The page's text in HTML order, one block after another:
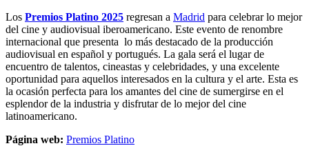
Los Premios Platino 2025 regresan a Madrid para celebrar lo mejor
del cine y audiovisual iberoamericano. Este evento de renombre
internacional que presenta lo más destacado de la producción
audiovisual en español y portugués. La gala será el lugar de
encuentro de talentos, cineastas y celebridades, y una excelente
oportunidad para aquellos interesados en la cultura y el arte. Esta es
la ocasión perfecta para los amantes del cine de sumergirse en el
esplendor de la industria y disfrutar de lo mejor del cine
latinoamericano.
Página web: Premios Platino